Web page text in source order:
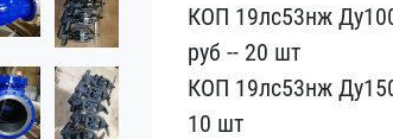
КОП 19лс5​3нж
руб -- 20 ​шт
КОП 19лс53нж
10 шт